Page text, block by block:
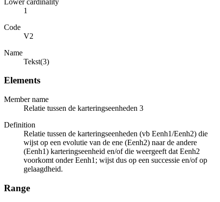
1
Code
V2
Name
Tekst(3)
Elements
Member name
Relatie tussen de karteringseenheden 3
Definition
Relatie tussen de karteringseenheden (vb Eenh1/Eenh2) die
wijst op een evolutie van de ene (Eenh2) naar de andere
(Eenh1) karteringseenheid en/of die weergeeft dat Eenh2
voorkomt onder Eenh1; wijst dus op een successie en/of op
gelaagdheid.
Range